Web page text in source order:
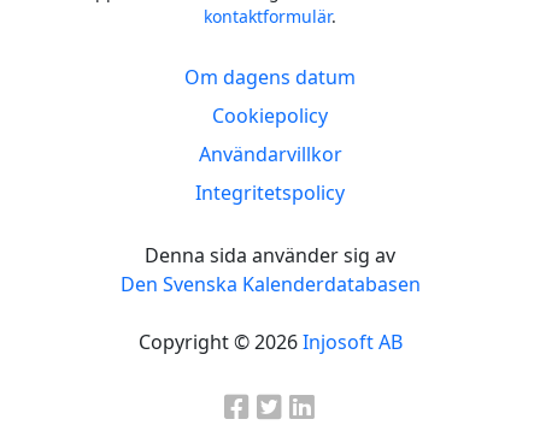
kontaktformulär.
Om dagens datum
Cookiepolicy
Användarvillkor
Integritetspolicy
Denna sida använder sig av
Den Svenska Kalenderdatabasen
Copyright © 2026Injosoft AB